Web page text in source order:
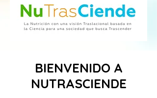
BIENVENIDO A
NUTRASCIENDE